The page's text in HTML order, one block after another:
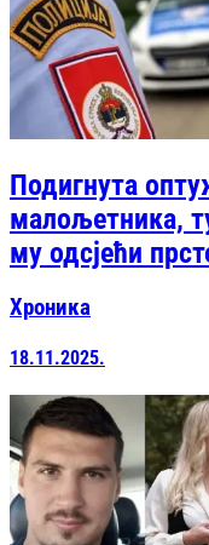
Подигнута
малољетника,
му одсјећи
Хроника
18.11.2025.